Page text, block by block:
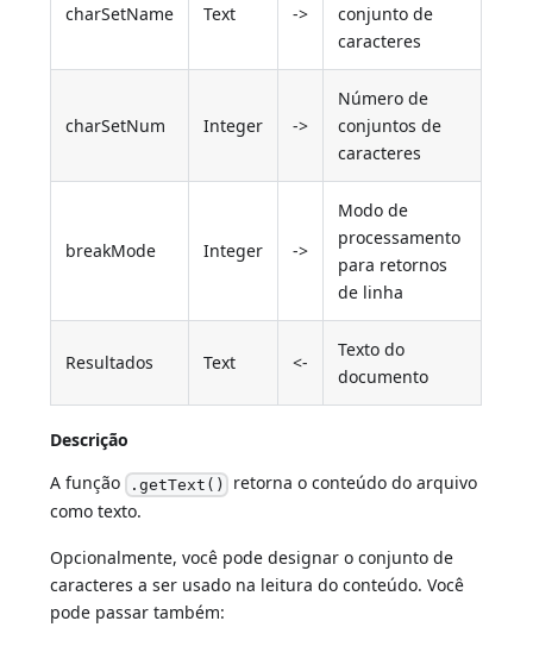
charSetName Text ->
conjunto de
caracteres
charSetNum Integer ->
Número de
conjuntos de
caracteres
breakMode Integer ->
Modo de
processamento
para retornos
de linha
Resultados Text <-
Texto do
documento
Descrição
A função .getText() retorna o conteúdo do arquivo
como texto.
Opcionalmente, você pode designar o conjunto de
caracteres a ser usado na leitura do conteúdo. Você
pode passar também: